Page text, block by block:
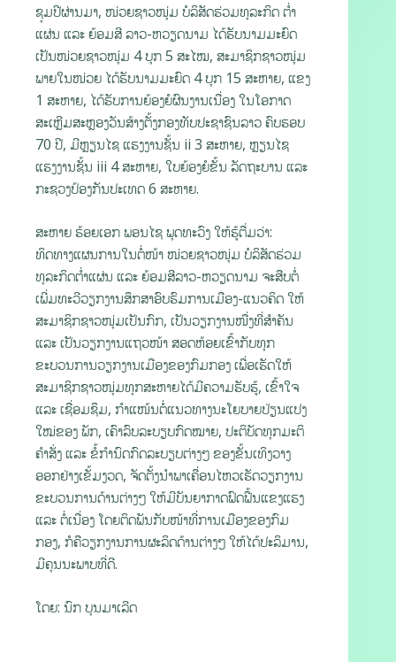
ຊຸມປີຜ່ານມາ, ໜ່ວຍຊາວໜຸ່ມ ບໍລິສັດຮ່ວມທຸລະກິດ ຕ່ຳ
ແຜ່ນ ແລະ ຍ້ອມສີ ລາວ-ຫວຽດນາມ ໄດ້ຮັບນາມມະຍົດ
ເປັນໜ່ວຍຊາວໜຸ່ມ 4 ບຸກ 5 ສະໄໝ, ສະມາຊິກຊາວໜຸ່ມ
ພາຍໃນໜ່ວຍ ໄດ້ຮັບນາມມະຍົດ 4 ບຸກ 15 ສະຫາຍ, ແຂງ
1 ສະຫາຍ, ໄດ້ຮັບການຍ້ອງຍໍຜົນງານເນື່ອງ ໃນໂອກາດ
ສະເຫຼີມສະຫຼອງວັນສ້າງຕັ້ງກອງທັບປະຊາຊົນລາວ ຄົບຮອບ
70 ປີ, ມີຫຼຽນໄຊ ແຮງງານຊັ້ນ ii 3 ສະຫາຍ, ຫຼຽນໄຊ
ແຮງງານຊັ້ນ iii 4 ສະຫາຍ, ໃບຍ້ອງຍໍຂັ້ນ ລັດຖະບານ ແລະ
ກະຊວງປ້ອງກັນປະເທດ 6 ສະຫາຍ.
ສະຫາຍ ຮ້ອຍເອກ ພອນໄຊ ພຸດທະວົງ ໃຫ້ຮູ້ຕື່ມວ່າ:
ທິດທາງແຜນການໃນຕໍ່ໜ້າ ໜ່ວຍຊາວໜຸ່ມ ບໍລິສັດຮ່ວມ
ທຸລະກິດຕ່ຳແຜ່ນ ແລະ ຍ້ອມສີລາວ-ຫວຽດນາມ ຈະສືບຕໍ່
ເພີ່ມທະວີວຽກງານສຶກສາອົບຮົມການເມືອງ-ແນວຄິດ ໃຫ້
ສະມາຊິກຊາວໜຸ່ມເປັນກົກ, ເປັນວຽກງານໜື່ງທີ່ສຳຄັນ
ແລະ ເປັນວຽກງານແຖວໜ້າ ສອດຫ້ອຍເຂົ້າກັບທຸກ
ຂະບວນການວຽກງານເມືອງຂອງກົມກອງ ເພື່ອເຮັດໃຫ້
ສະມາຊິກຊາວໜຸ່ມທຸກສະຫາຍໄດ້ມີຄວາມຮັບຮູ້, ເຂົ້າໃຈ
ແລະ ເຊື່ອມຊຶມ, ກຳແໜ້ນຕໍ່ແນວທາງນະໂຍບາຍປ່ຽນແປງ
ໃໝ່ຂອງ ພັກ, ເຄົາລົບລະບຽບກົດໝາຍ, ປະຕິບັດທຸກມະຕິ
ຄໍາສັ່ງ ແລະ ຂໍ້ກໍານົດກົດລະບຽບຕ່າງໆ ຂອງຂັ້ນເທິງວາງ
ອອກຢ່າງເຂັ້ມງວດ, ຈັດຕັ້ງນຳພາເຄື່ອນໄຫວເຮັດວຽກງານ
ຂະບວນການດ້ານຕ່າງໆ ໃຫ້ມີບັນຍາກາດຟົດຟື້ນແຂງແຮງ
ແລະ ຕໍ່ເນື່ອງ ໂດຍຕິດພັນກັບໜ້າທີ່ການເມືອງຂອງກົມ
ກອງ, ກໍຄືວຽກງານການຜະລິດດ້ານຕ່າງໆ ໃຫ້ໄດ້ປະລິມານ,
ມີຄຸນນະພາບທີ່ດີ.
ໂດຍ: ນົກ ບຸນມາເລີດ